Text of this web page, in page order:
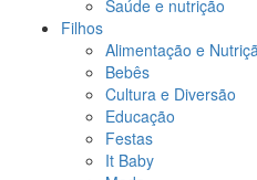
Saúde e nutrição
Filhos
Alimentação e
Bebês
Cultura e Diversão
Educação
Festas
It Baby